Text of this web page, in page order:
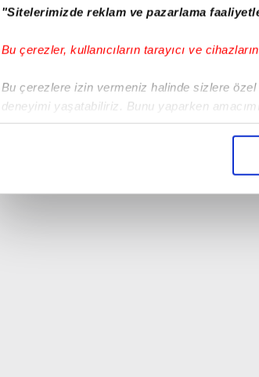
"Sitelerimizde reklam ve pazarlama
Bu çerezler, kullanıcıların tarayıcı ve
Bu çerezlere izin vermeniz halinde sizlere
deneyimi yaşatabiliriz. Bunu yaparken
içerikleri sunabilmek adına elimizden gelen